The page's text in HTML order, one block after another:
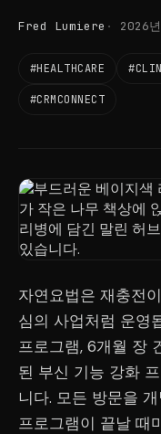
Fred Lumiere 2026
#HEALTHCARE
#CRMCONNECT
자연요법은 재충전
심의 사업처럼 운영
프로그램, 6개월 장
된 부신 기능 강화
니다. 모든 방문을
프로그램이 끝날 때